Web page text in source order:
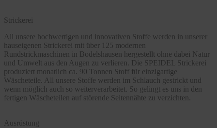
Strickerei
All unsere hochwertigen und innovativen Stoffe werden in unserer
hauseigenen Strickerei mit über 125 modernen
Rundstrickmaschinen in Bodelshausen hergestellt ohne dabei Natur
und Umwelt aus den Augen zu verlieren. Die SPEIDEL Strickerei
produziert monatlich ca. 90 Tonnen Stoff für einzigartige
Wäscheteile. All unsere Stoffe werden im Schlauch gestrickt und
wenn möglich auch so weiterverarbeitet. So gelingt es uns in den
fertigen Wäscheteilen auf störende Seitennähte zu verzichten.
Ausrüstung